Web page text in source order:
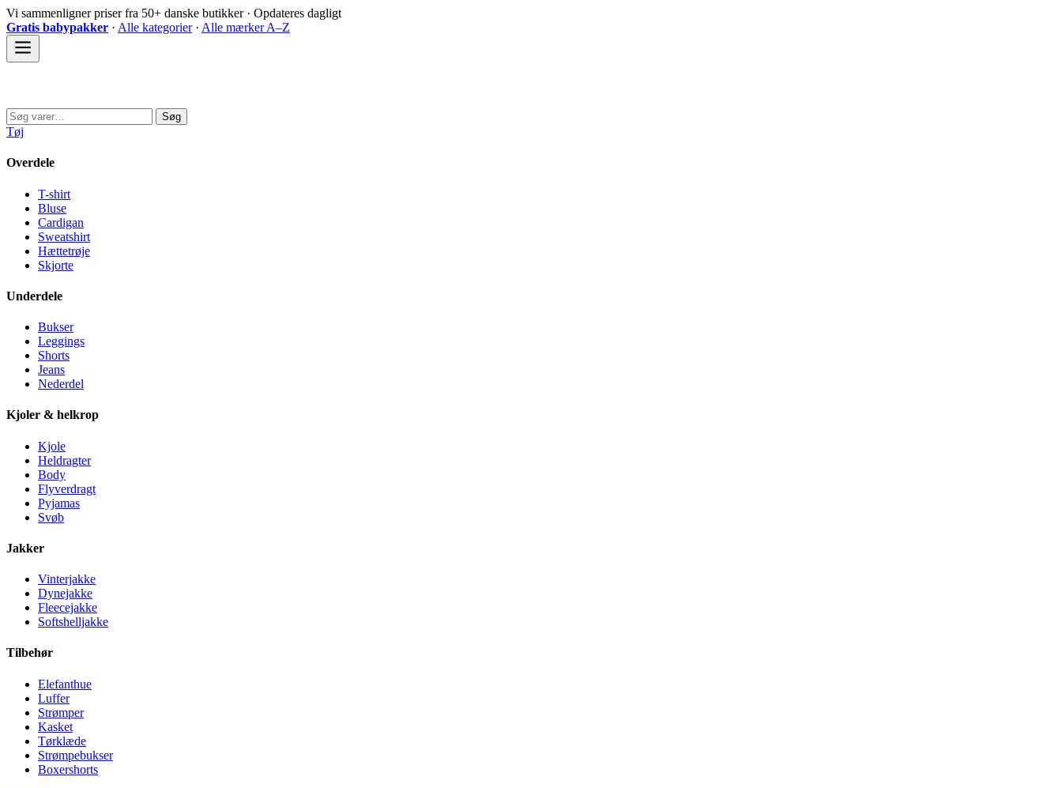
Spring
til
indhold
Vi sammenligner priser fra 50+ danske butikker · Opdateres dagligt
Gratis babypakker · Alle kategorier· Alle mærker A–Z
Søg
efter:
Søg
Tøj
Overdele
T-shirt
Bluse
Cardigan
Sweatshirt
Hættetrøje
Skjorte
Underdele
Bukser
Leggings
Shorts
Jeans
Nederdel
Kjoler & helkrop
Kjole
Heldragter
Body
Flyverdragt
Pyjamas
Svøb
Jakker
Vinterjakke
Dynejakke
Fleecejakke
Softshelljakke
Tilbehør
Elefanthue
Luffer
Strømper
Kasket
Tørklæde
Strømpebukser
Boxershorts